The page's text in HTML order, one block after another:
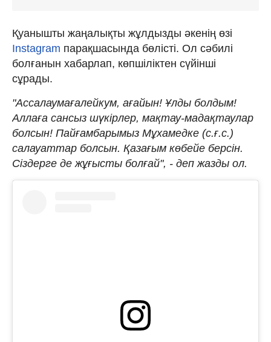
Қуанышты жаңалықты жұлдызды әкенің өзі
Instagram парақшасында бөлісті. Ол сәбилі
болғанын хабарлап, көпшіліктен сүйінші
сұрады.
"Ассалаумағалейкум, ағайын! Ұлды болдым!
Аллаға сансыз шүкірлер, мақтау-мадақтаулар
болсын! Пайғамбарымыз Мұхамедке (с.ғ.с.)
салауаттар болсын. Қазағым көбейе берсін.
Сіздерге де жұғысты болғай", - деп жазды ол.